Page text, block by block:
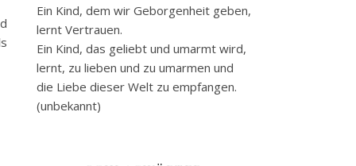
Ein Kind, dem wir Geborgenheit geben,
lernt Vertrauen.
Ein Kind, das geliebt und umarmt wird,
lernt, zu lieben und zu umarmen und
die Liebe dieser Welt zu empfangen.
(unbekannt)